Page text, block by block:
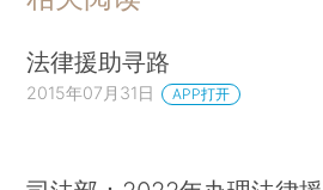
法律援助寻路
2015年07月31日 APP打开